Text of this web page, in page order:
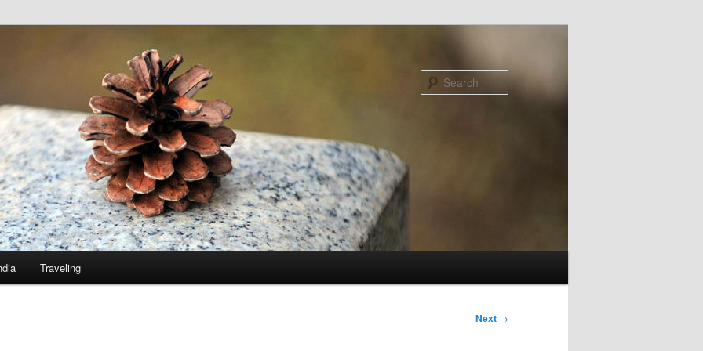
Search
Traveling
Next →